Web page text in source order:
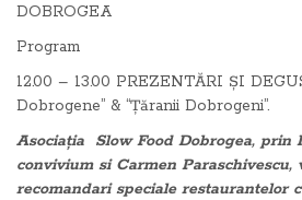
DOBROGEA
Program
12.00 – 13.00 PREZENTĂRI ȘI
Dobrogene” & “Țăranii Dobrogeni”.
Asociația Slow Food Dobrogea, prin
convivium si Carmen Paraschivescu,
recomandari speciale restaurantelor